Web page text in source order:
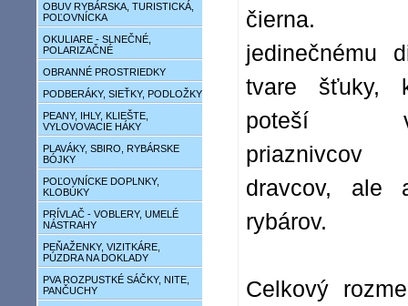
OBUV RYBÁRSKA, TURISTICKÁ,
POĽOVNÍCKA
OKULIARE - SLNEČNÉ,
POLARIZAČNÉ
OBRANNÉ PROSTRIEDKY
PODBERÁKY, SIEŤKY, PODLOŽKY
PEANY, IHLY, KLIEŠTE,
VYLOVOVACIE HÁKY
PLAVÁKY, SBIRO, RYBÁRSKE
BÓJKY
POĽOVNÍCKE DOPLNKY,
KLOBÚKY
PRÍVLAČ - VOBLERY, UMELÉ
NÁSTRAHY
PEŇAŽENKY, VIZITKÁRE,
PÚZDRA NA DOKLADY
PVA ROZPUSTKÉ SÁČKY, NITE,
PANČUCHY
čierna.
jedinečnému
tvare šťuky,
poteší
dravcov, ale
rybárov.
Celkový